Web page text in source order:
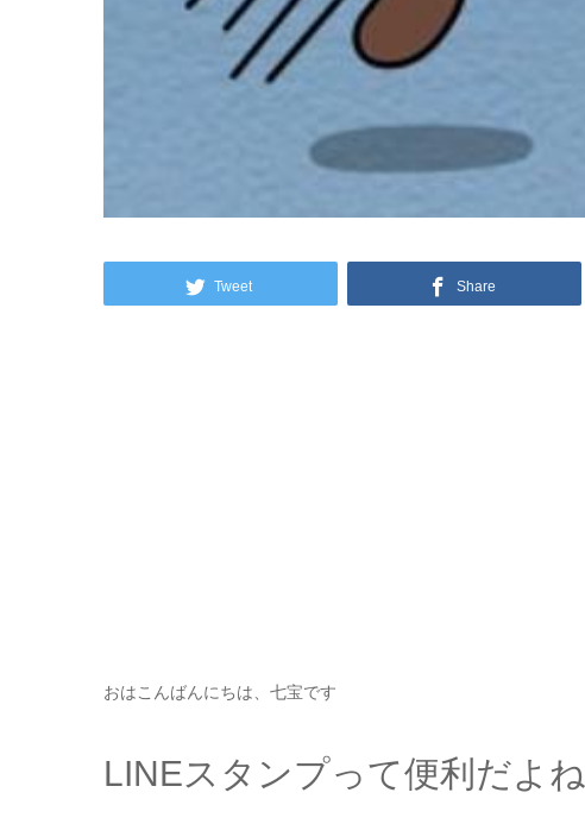
Tweet Share
おはこんばんにちは、七宝です
LINEスタンプって便利だよね